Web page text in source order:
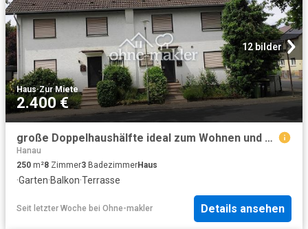
12 bilder
Haus·Zur Miete
2.400 €
große Doppelhaushälfte ideal zum Wohnen und Arbeiten
Hanau
250 m²8 Zimmer3 BadezimmerHaus
·Garten·Balkon·Terrasse
Seit letzter Woche bei Ohne-makler Details ansehen